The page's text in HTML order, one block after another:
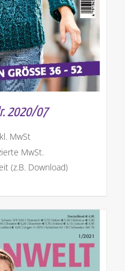
2020/07
MwSt
MwSt.
(z.B. Download)